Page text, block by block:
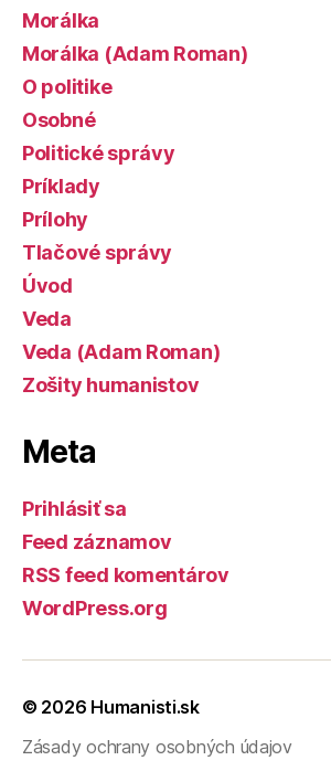
Morálka
Morálka (Adam Roman)
O politike
Osobné
Politické správy
Príklady
Prílohy
Tlačové správy
Úvod
Veda
Veda (Adam Roman)
Zošity humanistov
Meta
Prihlásiť sa
Feed záznamov
RSS feed komentárov
WordPress.org
© 2026 Humanisti.sk
Zásady ochrany osobných údajov